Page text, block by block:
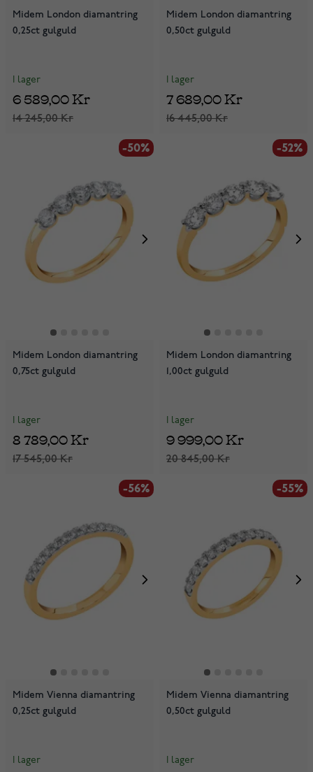
Midem London diamantring
0,25ct gulguld
I lager
14 245,00 Kr
6 589,00 Kr
Midem London diamantring
0,50ct gulguld
I lager
16 445,00 Kr
7 689,00 Kr
-50%
Midem London diamantring
0,75ct gulguld
I lager
17 545,00 Kr
8 789,00 Kr
-52%
Midem London diamantring
1,00ct gulguld
I lager
20 845,00 Kr
9 999,00 Kr
-56%
Midem Vienna diamantring
0,25ct gulguld
I lager
-55%
Midem Vienna diamantring
0,50ct gulguld
I lager